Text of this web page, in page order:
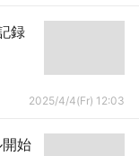
録
2025/4/4(Fr) 12:03
始